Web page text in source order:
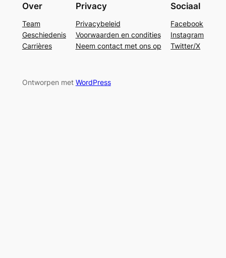
Over
Team
Geschiedenis
Carrières
Privacy
Privacybeleid
Voorwaarden en condities
Neem contact met ons op
Sociaal
Facebook
Instagram
Twitter/X
Ontworpen met WordPress